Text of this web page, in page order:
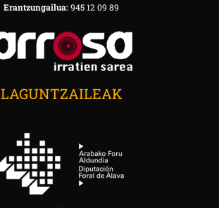
Erantzungailua:945 12 09 89
LAGUNTZAILEAK